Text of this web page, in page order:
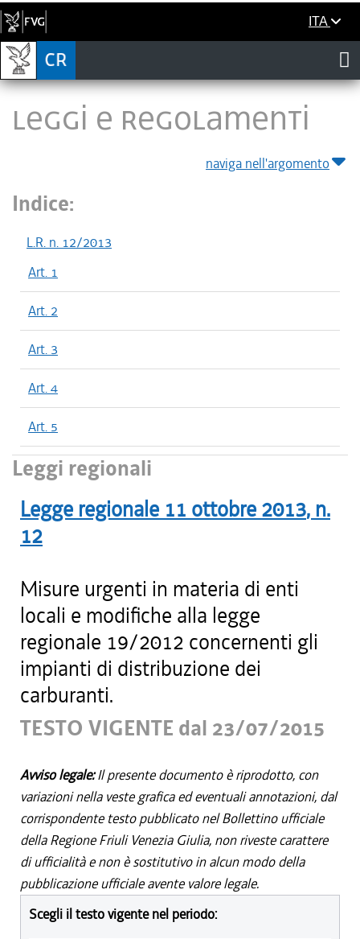
ITA
LEGGI E REGOLAMENTI
naviga nell'argomento
Indice:
L.R. n. 12/2013
Art. 1
Art. 2
Art. 3
Art. 4
Art. 5
Leggi regionali
Legge regionale 11 ottobre 2013, n.
12
Misure urgenti in materia di enti
locali e modifiche alla legge
regionale 19/2012 concernenti gli
impianti di distribuzione dei
carburanti.
TESTO VIGENTE dal 23/07/2015
Avviso legale:Il presente documento è riprodotto, con
variazioni nella veste grafica ed eventuali annotazioni, dal
corrispondente testo pubblicato nel Bollettino ufficiale
della Regione Friuli Venezia Giulia, non riveste carattere
di ufficialità e non è sostitutivo in alcun modo della
pubblicazione ufficiale avente valore legale.
Scegli il testo vigente nel periodo: